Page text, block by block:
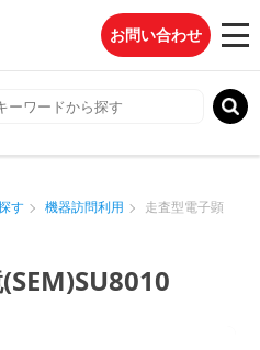
お問い合わせ
す 機器訪問利用
走査型電子顕